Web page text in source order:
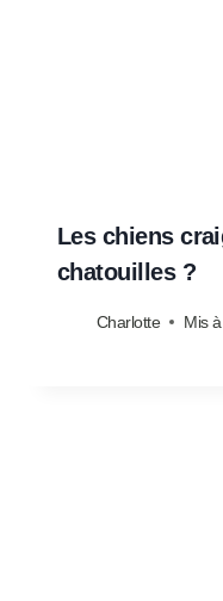
Les chiens
chatouilles ?
Charlotte Mis